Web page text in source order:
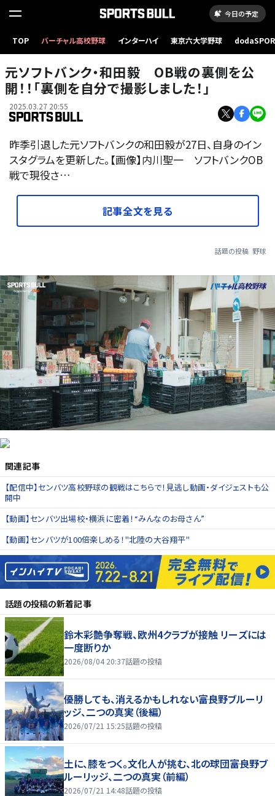
今日の予定
TOP バーチャル高校野球 インターハイ 東京六大学野球
元ソフトバンク・和田毅 OB戦の裏側を公
開！！「裏側を自分で撮影しました！」
2025.03.27 20:55
昨季引退した元ソフトバンクの和田毅が27日、自身のイン
スタグラムを更新した。【画像】内川聖一 ソフトバンクOB
戦で現役さ…
記事全文を見る
話題の投稿 野球
関連記事
【配信中】センバツ高校野球の観戦はこちらで！見逃し動画・ダイジェストも公
開中
【動画】センバツ出場校・横浜に密着！“みんなのお母さん”
【動画】センバツが100倍楽しめる！"北陸の大谷翔平"
話題の投稿の新着記事
鈴木彩艶争奪戦、欧州4クラブが接触 リーズには
一度断りか
2026/08/04 20:37話題の投稿
優勝しても、消えるかもしれない――富良野ブルーリ
ッジ、二つの真実（後編）
2026/07/21 15:25話題の投稿
土に、膝をつく。文化人が挑む、北の球団――富良野ブ
ルーリッジ、二つの真実（前編）
2026/07/21 14:48話題の投稿